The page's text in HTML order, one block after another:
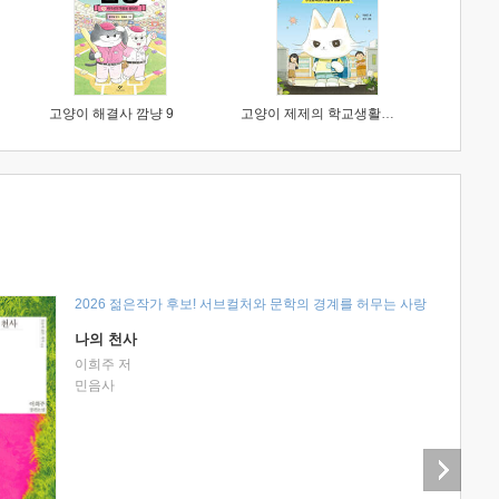
고양이 해결사 깜냥 9 고양이 제제의 학교생활 1 : 초등학생이 이렇게 힘들 줄이야
2026 젊은작가 후보! 서브컬처와 문학의 경계를 허무는 사랑
나의 천사
이희주 저
민음사